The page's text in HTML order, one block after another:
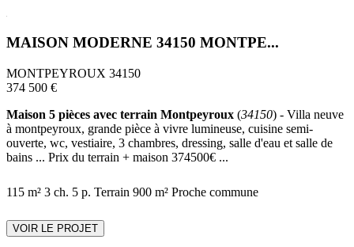
MAISON MODERNE 34150 MONTPE...
MONTPEYROUX 34150
374 500 €
Maison 5 pièces avec terrain Montpeyroux (34150) - Villa neuve
à montpeyroux, grande pièce à vivre lumineuse, cuisine semi-
ouverte, wc, vestiaire, 3 chambres, dressing, salle d'eau et salle de
bains ... Prix du terrain + maison 374500€ ...
115 m² 3 ch. 5 p. Terrain 900 m² Proche commune
VOIR LE PROJET